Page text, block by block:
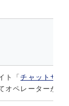
ト「チャットサポ
オペレーターがご